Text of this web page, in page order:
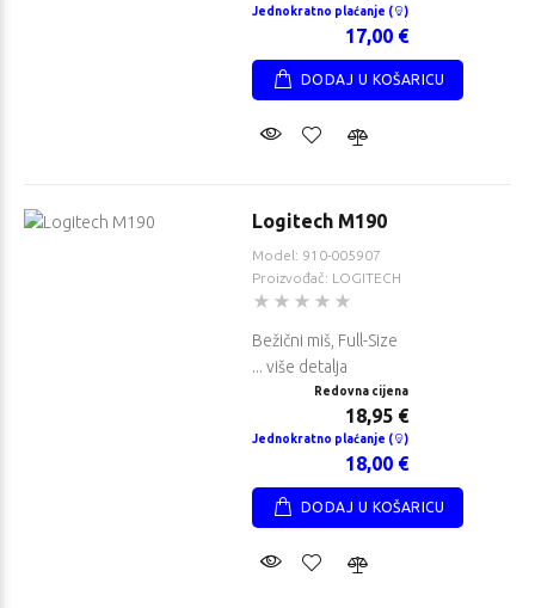
Jednokratno plaćanje ( )
17,00 €
DODAJ U KOŠARICU
Logitech M190
Model: 910-005907
Proizvođač: LOGITECH
Bežični miš, Full-Size
... više detalja
Redovna cijena
18,95 €
Jednokratno plaćanje ( )
18,00 €
DODAJ U KOŠARICU